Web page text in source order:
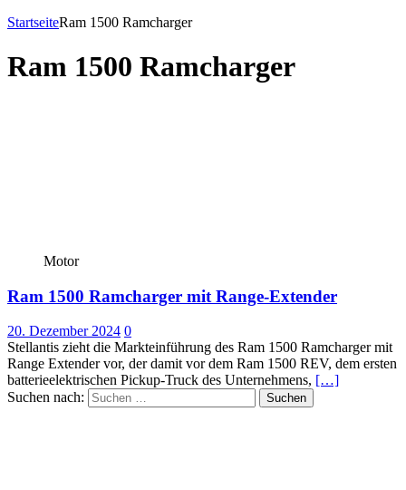
StartseiteRam 1500 Ramcharger
Ram 1500 Ramcharger
Motor
Ram 1500 Ramcharger mit Range-Extender
20. Dezember 2024 0
Stellantis zieht die Markteinführung des Ram 1500 Ramcharger mit
Range Extender vor, der damit vor dem Ram 1500 REV, dem ersten
batterieelektrischen Pickup-Truck des Unternehmens, […]
Suchen nach: